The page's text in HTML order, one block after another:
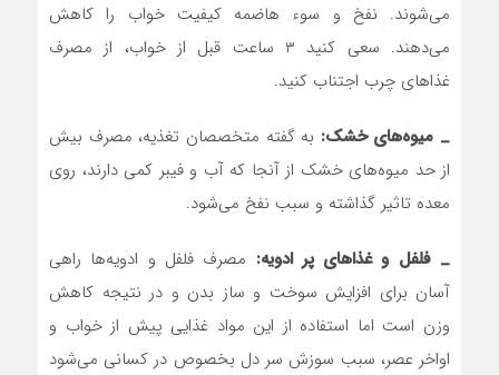
می‌شوند. نفخ و سوء هاضمه کیفیت خواب را کاهش
می‌دهند. سعی کنید ۳ ساعت قبل از خواب، از مصرف
غذاهای چرب اجتناب کنید.
_ میوه‌های خشک: به گفته متخصصان تغذیه، مصرف بیش
از حد میوه‌های خشک از آنجا که آب و فیبر کمی دارند، روی
معده تاثیر گذاشته و سبب نفخ می‌شود.
_ فلفل و غذاهای پر ادویه: مصرف فلفل و ادویه‌ها راهی
آسان برای افزایش سوخت و ساز بدن و در نتیجه کاهش
وزن است اما استفاده از این مواد غذایی پیش از خواب و
اواخر عصر، سبب سوزش سر دل بخصوص در کسانی می‌شود